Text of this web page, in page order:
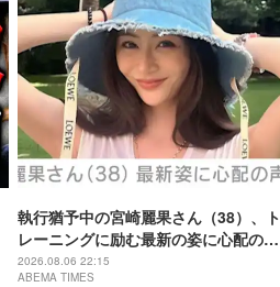
執行猶予中の宮崎麗果さん（38）、ト
レーニングに励む最新の姿に心配の声
「痩せ過ぎ」「なんだか痛々しい…」
2026.08.06 22:15
ABEMA TIMES